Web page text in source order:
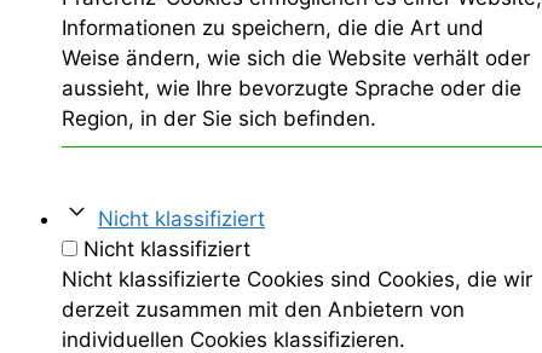
Informationen zu speichern, die die Art und
Weise ändern, wie sich die Website verhält oder
aussieht, wie Ihre bevorzugte Sprache oder die
Region, in der Sie sich befinden.
Nicht klassifiziert
Nicht klassifiziert
Nicht klassifizierte Cookies sind Cookies, die wir
derzeit zusammen mit den Anbietern von
individuellen Cookies klassifizieren.